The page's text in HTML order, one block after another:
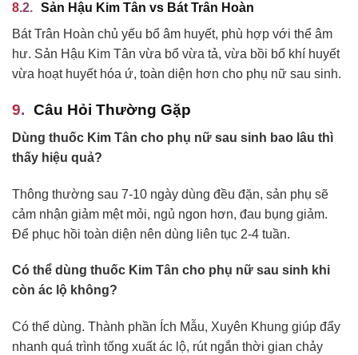
Sản Hậu Kim Tân vs Bát Trân Hoàn
Bát Trân Hoàn chủ yếu bổ âm huyết, phù hợp với thể âm
hư. Sản Hậu Kim Tân vừa bổ vừa tả, vừa bồi bổ khí huyết
vừa hoạt huyết hóa ứ, toàn diện hơn cho phụ nữ sau sinh.
Câu Hỏi Thường Gặp
Dùng thuốc Kim Tân cho phụ nữ sau sinh bao lâu thì
thấy hiệu quả?
Thông thường sau 7-10 ngày dùng đều đặn, sản phụ sẽ
cảm nhận giảm mệt mỏi, ngủ ngon hơn, đau bụng giảm.
Để phục hồi toàn diện nên dùng liên tục 2-4 tuần.
Có thể dùng thuốc Kim Tân cho phụ nữ sau sinh khi
còn ác lộ không?
Có thể dùng. Thành phần Ích Mẫu, Xuyên Khung giúp đẩy
nhanh quá trình tống xuất ác lộ, rút ngắn thời gian chảy